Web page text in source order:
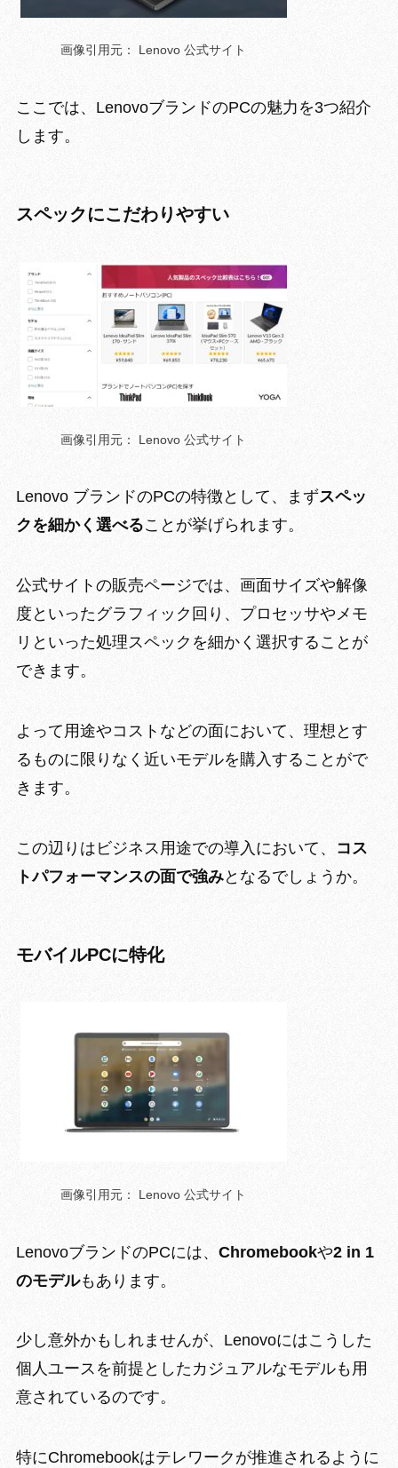
画像引用元： Lenovo 公式サイト
ここでは、LenovoブランドのPCの魅力を3つ紹介
します。
スペックにこだわりやすい
画像引用元： Lenovo 公式サイト
Lenovo ブランドのPCの特徴として、まずスペッ
クを細かく選べることが挙げられます。
公式サイトの販売ページでは、 画面サイズや解像
度といったグラフィック回り、プロセッサやメモ
リ といった処理スペックを細かく選択することが
できます。
よって用途やコストなどの面において、 理想とす
るものに限りなく近いモデルを購入することがで
きます。
この辺りはビジネス用途での導入において、
コス
トパフォーマンスの面で強みとなるでしょうか。
モバイルPCに特化
画像引用元： Lenovo 公式サイト
LenovoブランドのPCには、 Chromebookや2 in 1
のモデルもあります。
少し意外かもしれませんが、Lenovoにはこうした
個人ユースを前提としたカジュアルなモデルも用
意されているのです。
特にChromebookはテレワークが推進されるように